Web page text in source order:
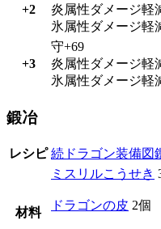
+2
炎属性ダメージ軽
氷属性ダメージ軽
+3
守+69
炎属性ダメージ軽
氷属性ダメージ軽
鍛冶
レシピ 続ドラゴン装備図
材料
ミスリルこうせき
ドラゴンの皮 2個